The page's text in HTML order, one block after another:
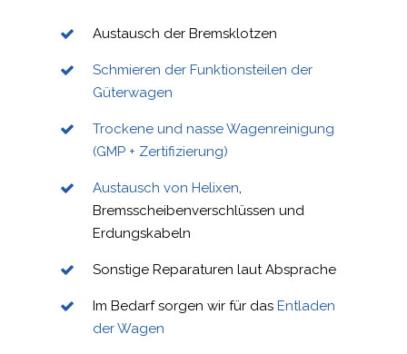
Austausch der Bremsklotzen
Schmieren der Funktionsteilen der
Güterwagen
Trockene und nasse Wagenreinigung
(GMP + Zertifizierung)
Austausch von Helixen,
Bremsscheibenverschlüssen und
Erdungskabeln
Sonstige Reparaturen laut Absprache
Im Bedarf sorgen wir für dasEntladen
der Wagen